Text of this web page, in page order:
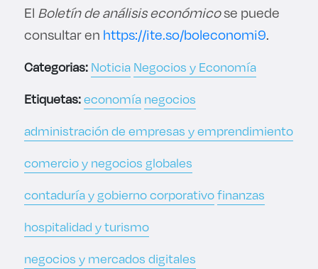
El Boletín de análisis económicose puede
consultar en https://ite.so/boleconomi9.
Categorias:Noticia Negocios y Economía
Etiquetas:economía negocios
administración de empresas y emprendimiento
comercio y negocios globales
contaduría y gobierno corporativofinanzas
hospitalidad y turismo
negocios y mercados digitales